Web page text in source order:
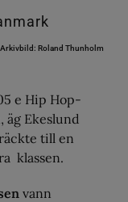
Arkivbild: Roland Thunholm
e Hip Hop-
äg Ekeslund
till en
klassen.
vann